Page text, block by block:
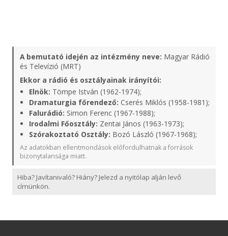
A bemutató idején az intézmény neve: Magyar Rádió
és Televízió (MRT)
Ekkor a rádió és osztályainak irányítói:
Elnök: Tömpe István (1962-1974);
Dramaturgia főrendező: Cserés Miklós (1958-1981);
Falurádió: Simon Ferenc (1967-1988);
Irodalmi Főosztály: Zentai János (1963-1973);
Szórakoztató Osztály: Bozó László (1967-1968);
Az adatokban ellentmondások előfordulhatnak a források
bizonytalansága miatt.
Hiba? Javítanivaló? Hiány? Jelezd a nyitólap alján levő
címünkön.